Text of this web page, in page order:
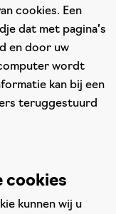
cookies. Een
dat met pagina’s
en door uw
wordt
kan bij een
teruggestuurd
cookies
kunnen wij u